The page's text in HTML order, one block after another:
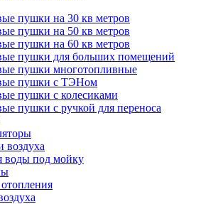
пушки на 30 кв метров
пушки на 50 кв метров
пушки на 60 кв метров
пушки для больших помещений
пушки многотопливные
пушки с ТЭНом
пушки с колесиками
пушки с ручкой для переноса
воздуха
воды под мойку